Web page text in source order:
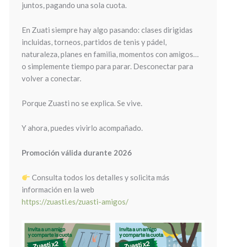
juntos, pagando una sola cuota.
En Zuati siempre hay algo pasando: clases dirigidas
incluidas, torneos, partidos de tenis y pádel,
naturaleza, planes en familia, momentos con amigos…
o simplemente tiempo para parar. Desconectar para
volver a conectar.
Porque Zuasti no se explica. Se vive.
Y ahora, puedes vivirlo acompañado.
Promoción válida durante 2026
Consulta todos los detalles y solicita más
información en la web
https://zuasti.es/zuasti-amigos/